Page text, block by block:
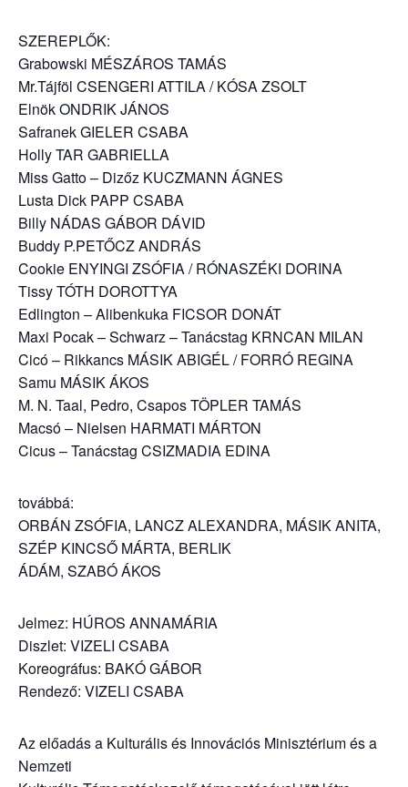
SZEREPLŐK:
Grabowski MÉSZÁROS TAMÁS
Mr.Tájföl CSENGERI ATTILA / KÓSA ZSOLT
Elnök ONDRIK JÁNOS
Safranek GIELER CSABA
Holly TAR GABRIELLA
Miss Gatto – Dizőz KUCZMANN ÁGNES
Lusta Dick PAPP CSABA
Billy NÁDAS GÁBOR DÁVID
Buddy P.PETŐCZ ANDRÁS
Cookie ENYINGI ZSÓFIA / RÓNASZÉKI DORINA
Tissy TÓTH DOROTTYA
Edlington – Alibenkuka FICSOR DONÁT
Maxi Pocak – Schwarz – Tanácstag KRNCAN MILAN
Cicó – Rikkancs MÁSIK ABIGÉL / FORRÓ REGINA
Samu MÁSIK ÁKOS
M. N. Taal, Pedro, Csapos TÖPLER TAMÁS
Macsó – Nielsen HARMATI MÁRTON
Cicus – Tanácstag CSIZMADIA EDINA
továbbá:
ORBÁN ZSÓFIA, LANCZ ALEXANDRA, MÁSIK ANITA,
SZÉP KINCSŐ MÁRTA, BERLIK
ÁDÁM, SZABÓ ÁKOS
Jelmez: HÚROS ANNAMÁRIA
Diszlet: VIZELI CSABA
Koreográfus: BAKÓ GÁBOR
Rendező: VIZELI CSABA
Az előadás a Kulturális és Innovációs Minisztérium és a
Nemzeti